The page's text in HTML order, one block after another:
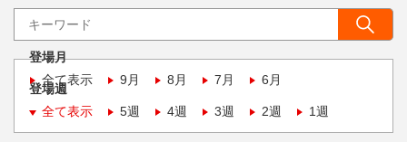
登場月
全て表示
9月 8月 7月 6月
登場週
全て表示
5週 4週 3週 2週 1週